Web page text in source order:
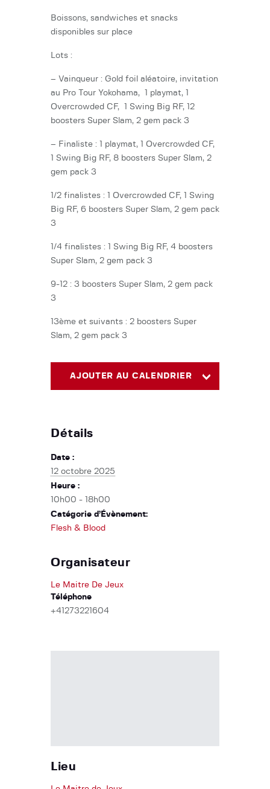
Boissons, sandwiches et snacks
disponibles sur place
Lots :
– Vainqueur : Gold foil aléatoire, invitation
au Pro Tour Yokohama, 1 playmat, 1
Overcrowded CF, 1 Swing Big RF, 12
boosters Super Slam, 2 gem pack 3
– Finaliste : 1 playmat, 1 Overcrowded CF,
1 Swing Big RF, 8 boosters Super Slam, 2
gem pack 3
1/2 finalistes : 1 Overcrowded CF, 1 Swing
Big RF, 6 boosters Super Slam, 2 gem pack
3
1/4 finalistes : 1 Swing Big RF, 4 boosters
Super Slam, 2 gem pack 3
9-12 : 3 boosters Super Slam, 2 gem pack
3
13ème et suivants : 2 boosters Super
Slam, 2 gem pack 3
AJOUTER AU CALENDRIER
Détails
Date :
12 octobre 2025
Heure :
10h00 - 18h00
Catégorie d’Évènement:
Flesh & Blood
Organisateur
Le Maitre De Jeux
Téléphone
+41273221604
Lieu